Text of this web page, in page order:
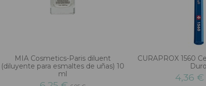
MIA Cosmetics-Paris diluent
(diluyente para esmaltes de uñas) 10
ml
CURAPROX 1560
Duro
4,36 €